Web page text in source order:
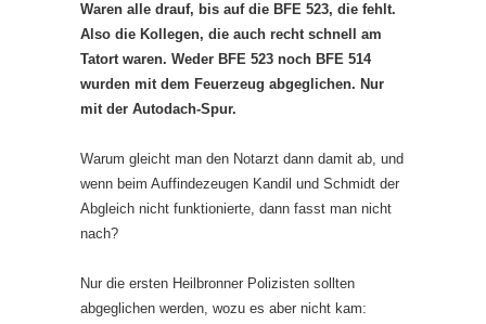
Waren alle drauf, bis auf die BFE 523, die fehlt.
Also die Kollegen, die auch recht schnell am
Tatort waren. Weder BFE 523 noch BFE 514
wurden mit dem Feuerzeug abgeglichen. Nur
mit der Autodach-Spur.
Warum gleicht man den Notarzt dann damit ab, und
wenn beim Auffindezeugen Kandil und Schmidt der
Abgleich nicht funktionierte, dann fasst man nicht
nach?
Nur die ersten Heilbronner Polizisten sollten
abgeglichen werden, wozu es aber nicht kam: